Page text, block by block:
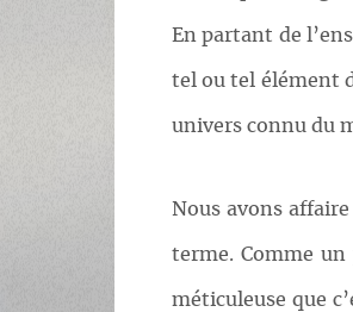
En partant de
tel ou tel élément
univers connu du
Nous avons
terme. Comme
méticuleuse que